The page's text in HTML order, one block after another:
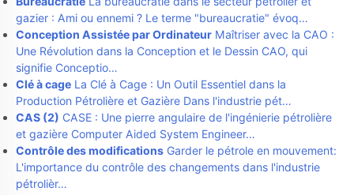
gazier : Ami ou ennemi ? Le terme "bureaucratie" évoq…
Conception Assistée par Ordinateur Maîtriser avec la CAO :
Une Révolution dans la Conception et le Dessin CAO, qui
signifie Conceptio…
Clé à cage La Clé à Cage : Un Outil Essentiel dans la
Production Pétrolière et Gazière Dans l'industrie pét…
CAS (2) CASE : Une pierre angulaire de l'ingénierie pétrolière
et gazière Computer Aided System Engineer…
Contrôle des modifications Garder le pétrole en mouvement:
L'importance du contrôle des changements dans l'industrie
pétrolièr…